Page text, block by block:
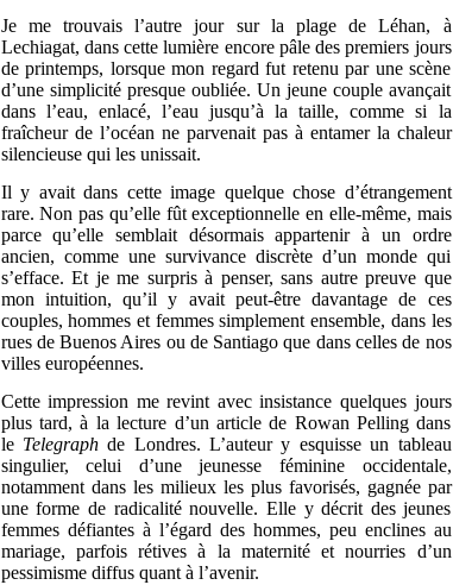
Je me trouvais l’autre jour sur la plage de Léhan, à
Lechiagat, dans cette lumière encore pâle des premiers jours
de printemps, lorsque mon regard fut retenu par une scène
d’une simplicité presque oubliée. Un jeune couple avançait
dans l’eau, enlacé, l’eau jusqu’à la taille, comme si la
fraîcheur de l’océan ne parvenait pas à entamer la chaleur
silencieuse qui les unissait.
Il y avait dans cette image quelque chose d’étrangement
rare. Non pas qu’elle fût exceptionnelle en elle-même, mais
parce qu’elle semblait désormais appartenir à un ordre
ancien, comme une survivance discrète d’un monde qui
s’efface. Et je me surpris à penser, sans autre preuve que
mon intuition, qu’il y avait peut-être davantage de ces
couples, hommes et femmes simplement ensemble, dans les
rues de Buenos Aires ou de Santiago que dans celles de nos
villes européennes.
Cette impression me revint avec insistance quelques jours
plus tard, à la lecture d’un article de Rowan Pelling dans
le Telegraphde Londres. L’auteur y esquisse un tableau
singulier, celui d’une jeunesse féminine occidentale,
notamment dans les milieux les plus favorisés, gagnée par
une forme de radicalité nouvelle. Elle y décrit des jeunes
femmes défiantes à l’égard des hommes, peu enclines au
mariage, parfois rétives à la maternité et nourries d’un
pessimisme diffus quant à l’avenir.